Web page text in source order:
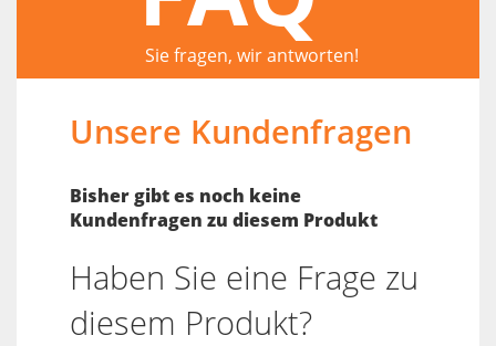
Sie fragen, wir antworten!
Unsere Kundenfragen
Bisher gibt es noch keine
Kundenfragen zu diesem Produkt
Haben Sie eine Frage zu
diesem Produkt?